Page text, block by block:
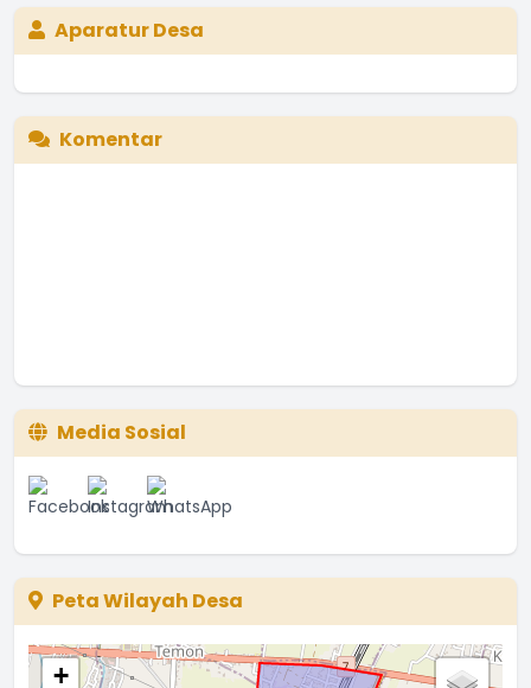
Aparatur Desa
Komentar
Media Sosial
Peta Wilayah Desa
+